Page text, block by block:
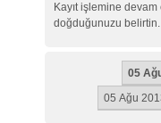
Kayıt işlemine
doğduğunuzu belirtin.